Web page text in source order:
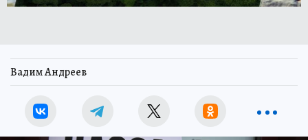
Вадим Андреев